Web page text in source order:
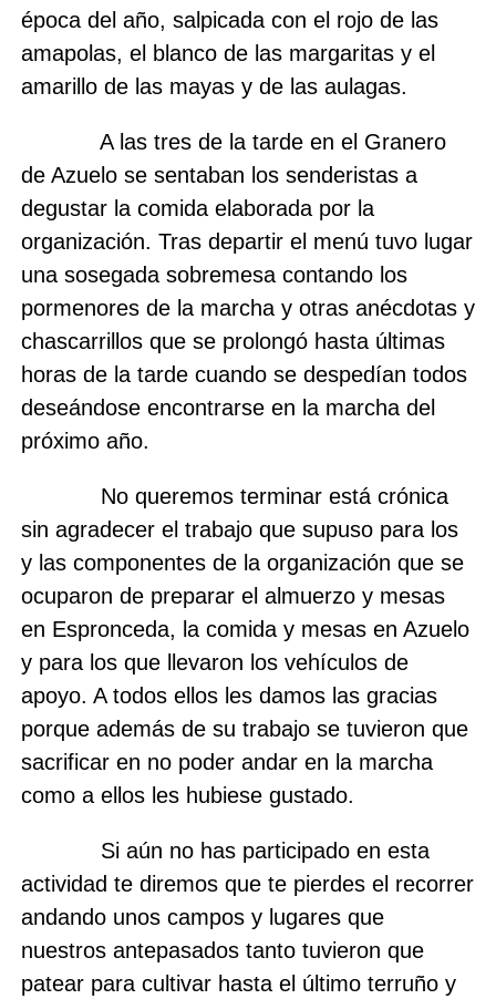
época del año, salpicada con el rojo de las
amapolas, el blanco de las margaritas y el
amarillo de las mayas y de las aulagas.
A las tres de la tarde en el Granero
de Azuelo se sentaban los senderistas a
degustar la comida elaborada por la
organización. Tras departir el menú tuvo lugar
una sosegada sobremesa contando los
pormenores de la marcha y otras anécdotas y
chascarrillos que se prolongó hasta últimas
horas de la tarde cuando se despedían todos
deseándose encontrarse en la marcha del
próximo año.
No queremos terminar está crónica
sin agradecer el trabajo que supuso para los
y las componentes de la organización que se
ocuparon de preparar el almuerzo y mesas
en Espronceda, la comida y mesas en Azuelo
y para los que llevaron los vehículos de
apoyo. A todos ellos les damos las gracias
porque además de su trabajo se tuvieron que
sacrificar en no poder andar en la marcha
como a ellos les hubiese gustado.
Si aún no has participado en esta
actividad te diremos que te pierdes el recorrer
andando unos campos y lugares que
nuestros antepasados tanto tuvieron que
patear para cultivar hasta el último terruño y
Buscar